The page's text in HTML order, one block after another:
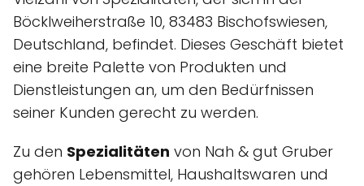
Böcklweiherstraße 10, 83483 Bischofswiesen,
Deutschland, befindet. Dieses Geschäft bietet
eine breite Palette von Produkten und
Dienstleistungen an, um den Bedürfnissen
seiner Kunden gerecht zu werden.
Zu den Spezialitäten von Nah & gut Gruber
gehören Lebensmittel, Haushaltswaren und